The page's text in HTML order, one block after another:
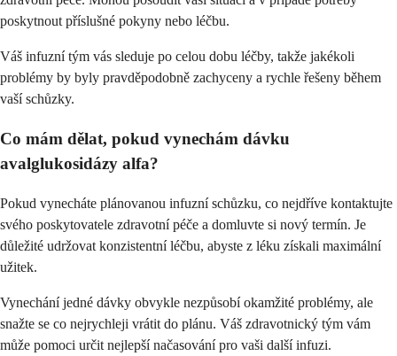
poskytnout příslušné pokyny nebo léčbu.
Váš infuzní tým vás sleduje po celou dobu léčby, takže jakékoli
problémy by byly pravděpodobně zachyceny a rychle řešeny během
vaší schůzky.
Co mám dělat, pokud vynechám dávku
avalglukosidázy alfa?
Pokud vynecháte plánovanou infuzní schůzku, co nejdříve kontaktujte
svého poskytovatele zdravotní péče a domluvte si nový termín. Je
důležité udržovat konzistentní léčbu, abyste z léku získali maximální
užitek.
Vynechání jedné dávky obvykle nezpůsobí okamžité problémy, ale
snažte se co nejrychleji vrátit do plánu. Váš zdravotnický tým vám
může pomoci určit nejlepší načasování pro vaši další infuzi.